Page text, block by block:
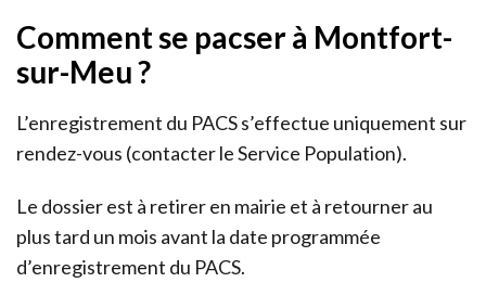
Comment se pacser à Montfort-
sur-Meu ?
L’enregistrement du PACS s’effectue uniquement sur
rendez-vous (contacter le Service Population).
Le dossier est à retirer en mairie et à retourner au
plus tard un mois avant la date programmée
d’enregistrement du PACS.